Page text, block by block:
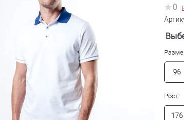
0
96
Рост:
176